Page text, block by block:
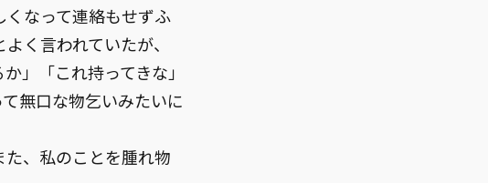
なって連絡もせずふ
く言われていたが、
」「これ持ってきな」
無口な物乞いみたいに
、私のことを腫れ物